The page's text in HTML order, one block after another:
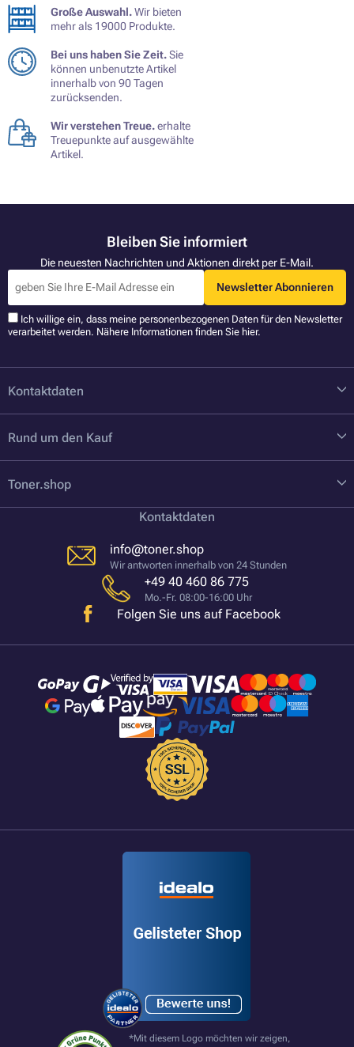
Große Auswahl.Wir bieten
mehr als 19000 Produkte.
Bei uns haben Sie Zeit.Sie
können unbenutzte Artikel
innerhalb von 90 Tagen
zurücksenden.
Wir verstehen Treue.erhalte
Treuepunkte auf ausgewählte
Artikel.
Bleiben Sie informiert
Die neuesten Nachrichten und Aktionen direkt per E-Mail.
Newsletter Abonnieren
Ich willige ein, dass meine personenbezogenen Daten für den Newsletter
verarbeitet werden. Nähere Informationen finden Sie hier.
Kontaktdaten
Rund um den Kauf
Toner.shop
Kontaktdaten
info@toner.shop
Wir antworten innerhalb von 24 Stunden
+49 40 460 86 775
Mo.-Fr. 08:00-16:00 Uhr
Folgen Sie uns auf Facebook
*Mit diesem Logo möchten wir zeigen,